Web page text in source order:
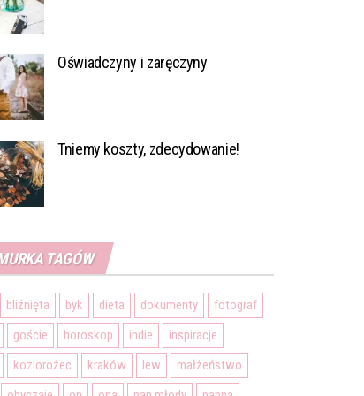
Oświadczyny i zaręczyny
Tniemy koszty, zdecydowanie!
TAGÓW
bliźnięta byk dieta dokumenty
fotograf
goście horoskop indie
inspiracje
koziorożec kraków lew
małżeństwo